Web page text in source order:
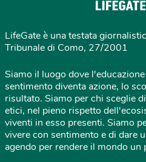
LifeGate è una testata
Tribunale di Como, 27/2001
Siamo il luogo dove
sentimento diventa azione, lo
risultato. Siamo per chi sceglie
etici, nel pieno rispetto
viventi in esso presenti. Siamo
vivere con sentimento e di dare
agendo per rendere il mondo un